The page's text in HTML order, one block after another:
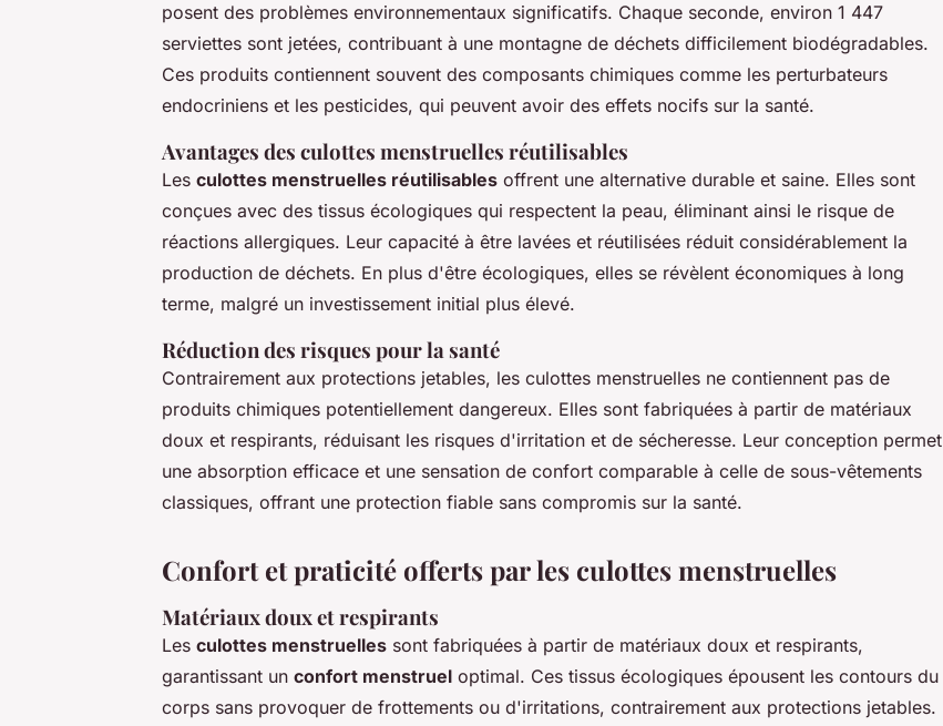
posent des problèmes environnementaux significatifs. Chaque seconde, environ 1 447
serviettes sont jetées, contribuant à une montagne de déchets difficilement biodégradables.
Ces produits contiennent souvent des composants chimiques comme les perturbateurs
endocriniens et les pesticides, qui peuvent avoir des effets nocifs sur la santé.
Avantages des culottes menstruelles réutilisables
Les culottes menstruelles réutilisables offrent une alternative durable et saine. Elles sont
conçues avec des tissus écologiques qui respectent la peau, éliminant ainsi le risque de
réactions allergiques. Leur capacité à être lavées et réutilisées réduit considérablement la
production de déchets. En plus d'être écologiques, elles se révèlent économiques à long
terme, malgré un investissement initial plus élevé.
Réduction des risques pour la santé
Contrairement aux protections jetables, les culottes menstruelles ne contiennent pas de
produits chimiques potentiellement dangereux. Elles sont fabriquées à partir de matériaux
doux et respirants, réduisant les risques d'irritation et de sécheresse. Leur conception permet
une absorption efficace et une sensation de confort comparable à celle de sous-vêtements
classiques, offrant une protection fiable sans compromis sur la santé.
Confort et praticité offerts par les culottes menstruelles
Matériaux doux et respirants
Les culottes menstruelles sont fabriquées à partir de matériaux doux et respirants,
garantissant un confort menstruel optimal. Ces tissus écologiques épousent les contours du
corps sans provoquer de frottements ou d'irritations, contrairement aux protections jetables.